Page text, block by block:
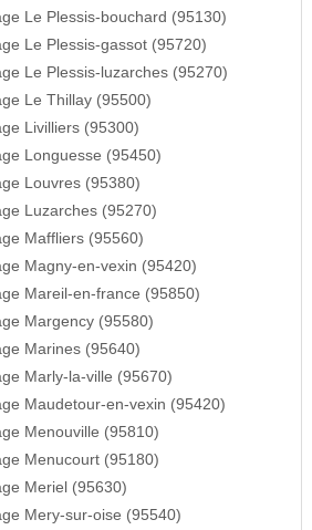
Le Plessis-bouchard (95130)
Le Plessis-gassot (95720)
Le Plessis-luzarches (95270)
Le Thillay (95500)
Livilliers (95300)
Longuesse (95450)
Louvres (95380)
Luzarches (95270)
Maffliers (95560)
Magny-en-vexin (95420)
Mareil-en-france (95850)
Margency (95580)
Marines (95640)
Marly-la-ville (95670)
Maudetour-en-vexin (95420)
Menouville (95810)
Menucourt (95180)
Meriel (95630)
Mery-sur-oise (95540)